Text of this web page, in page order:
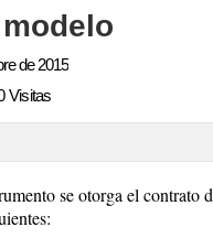
de 2015
Visitas
se otorga el contrato